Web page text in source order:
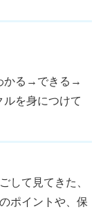
かる→できる→
を身につけて
して見てきた、
ポイントや、保